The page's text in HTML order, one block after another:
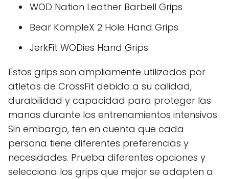
WOD Nation Leather Barbell Grips
Bear KompleX 2 Hole Hand Grips
JerkFit WODies Hand Grips
Estos grips son ampliamente utilizados por
atletas de CrossFit debido a su calidad,
durabilidad y capacidad para proteger las
manos durante los entrenamientos intensivos.
Sin embargo, ten en cuenta que cada
persona tiene diferentes preferencias y
necesidades. Prueba diferentes opciones y
selecciona los grips que mejor se adapten a